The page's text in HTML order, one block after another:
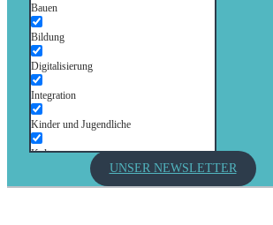
Bauen
Bildung
Digitalisierung
Integration
Kinder und Jugendliche
Kultur
UNSER NEWSLETTER